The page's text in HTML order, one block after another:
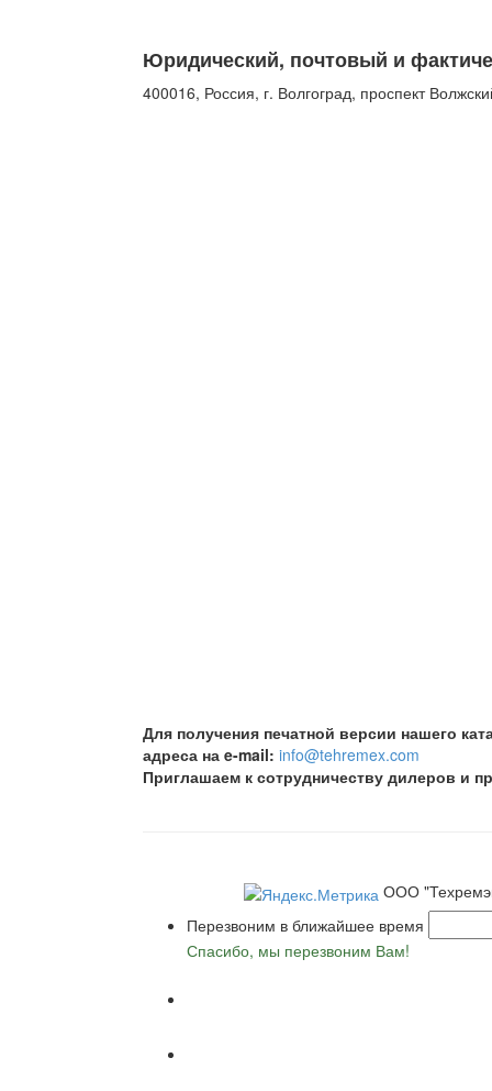
Юридический, почтовый и
400016, Россия, г. Волгоград, проспект
Для получения печатной версии нашего
адреса на e-mail: info@tehremex.com
Приглашаем к сотрудничеству дилеров и
ООО
Перезвоним в ближайшее время
Спасибо, мы перезвоним Вам!